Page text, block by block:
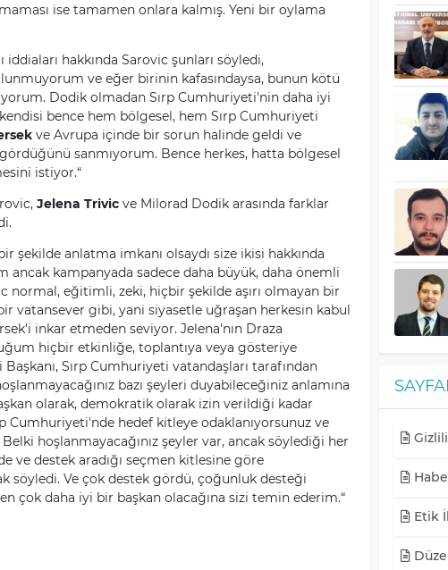
ise tamamen onlara kalmış. Yeni bir oylama
hakkında Sarovic şunları söyledi,
ve eğer birinin kafasındaysa, bunun kötü
Dodik olmadan Sırp Cumhuriyeti'nin daha iyi
bence hem bölgesel, hem Sırp Cumhuriyeti
ve Avrupa içinde bir sorun halinde geldi ve
sanmıyorum. Bence herkes, hatta bölgesel
istiyor.“
Jelena Trivicve Milorad Dodik arasında farklar
şekilde anlatma imkanı olsaydı size ikisi hakkında
ancak kampanyada sadece daha büyük, daha önemli
normal, eğitimli, zeki, hiçbir şekilde aşırı olmayan bir
vatansever gibi, yani siyasetle uğraşan herkesin kabul
inkar etmeden seviyor. Jelena'nın Draza
hiçbir etkinliğe, toplantıya veya gösteriye
Sırp Cumhuriyeti vatandaşları tarafından
bazı şeyleri duyabileceğiniz anlamına
olarak, demokratik olarak izin verildiği kadar
Cumhuriyeti'nde hedef kitleye odaklanıyorsunuz ve
hoşlanmayacağınız şeyler var, ancak söylediği her
ve destek aradığı seçmen kitlesine göre
söyledi. Ve çok destek gördü, çoğunluk desteği
çok daha iyi bir başkan olacağına sizi temin ederim.“
Etik